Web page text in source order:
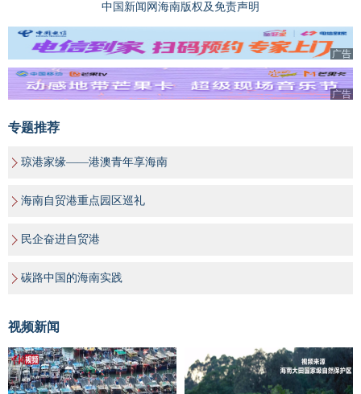
中国新闻网海南版权及免责声明
广告
广告
专题推荐
琼港家缘——港澳青年享海南
海南自贸港重点园区巡礼
民企奋进自贸港
碳路中国的海南实践
视频新闻